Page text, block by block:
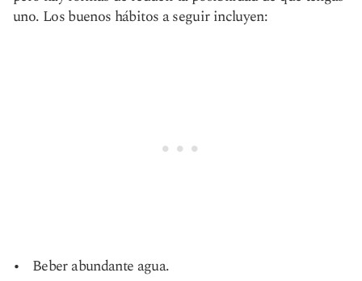
uno. Los buenos hábitos a seguir incluyen:
Beber abundante agua.